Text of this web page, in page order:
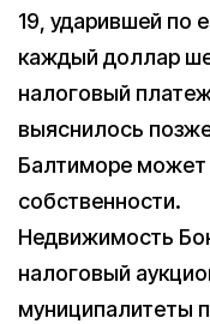
19, ударившей по
каждый доллар
налоговый
выяснилось
Балтиморе может
собственности.
Недвижимость
налоговый
муниципалитеты